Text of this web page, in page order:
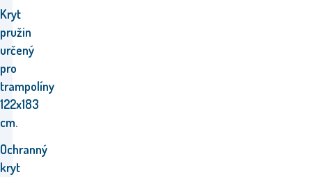
Kryt
pružin
určený
pro
trampolíny
122x183
cm.
Ochranný
kryt